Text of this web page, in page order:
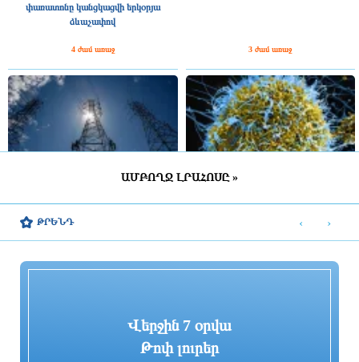
փառատոնը կանցկացվի երկօրյա
ձևաչափով
4 ժամ առաջ 3 ժամ առաջ
արձանագրվել
ԱՄԲՈՂՋ ԼՐԱՀՈՍԸ »
ԹՐԵՆԴ
Վերջին 7 օրվա
Թոփ լուրեր
‹ ›